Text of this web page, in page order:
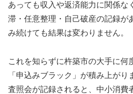
あっても収入や返済能力に関係な
滞・任意整理・自己破産の記録が
み続けても結果は変わりません。
これを知らずに杵築市の大手に何
「申込みブラック」が積み上が
査照会が記録されると、中小消費